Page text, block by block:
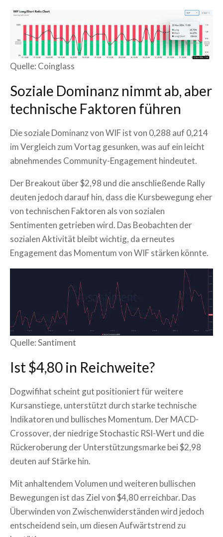
Quelle: Coinglass
Soziale Dominanz nimmt ab, aber
technische Faktoren führen
Die soziale Dominanz von WIF ist von 0,288 auf 0,214
im Vergleich zum Vortag gesunken, was auf ein leicht
abnehmendes Community-Engagement hindeutet.
Der Breakout über $2,98 und die anschließende Rally
deuten jedoch darauf hin, dass die Kursbewegung eher
von technischen Faktoren als von sozialen
Sentimenten getrieben wird. Das Beobachten der
sozialen Aktivität bleibt wichtig, da erneutes
Engagement das Momentum von WIF stärken könnte.
Quelle: Santiment
Ist $4,80 in Reichweite?
Dogwifihat scheint gut positioniert für weitere
Kursanstiege, unterstützt durch starke technische
Indikatoren und bullisches Momentum. Der MACD-
Crossover, der niedrige Stochastic RSI-Wert und die
Rückeroberung der Unterstützungsmarke bei $2,98
deuten auf Stärke hin.
Mit anhaltendem Volumen und weiteren bullischen
Bewegungen ist das Ziel von $4,80 erreichbar. Das
Überwinden von Zwischenwiderständen wird jedoch
entscheidend sein, um diesen Aufwärtstrend zu